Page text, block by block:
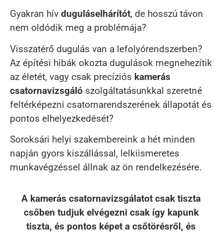
Gyakran hív duguláselhárítót, de hosszú távon
nem oldódik meg a problémája?
Visszatérő dugulás van a lefolyórendszerben?
Az építési hibák okozta dugulások megnehezítik
az életét, vagy csak precíziós kamerás
csatornavizsgáló szolgáltatásunkkal szeretné
feltérképezni csatornarendszerének állapotát és
pontos elhelyezkedését?
Soroksári helyi szakembereink a hét minden
napján gyors kiszállással, lelkiismeretes
munkavégzéssel állnak az ön rendelkezésére.
A kamerás csatornavizsgálatot csak tiszta
csőben tudjuk elvégezni csak így kapunk
tiszta, és pontos képet a csőtörésről, és